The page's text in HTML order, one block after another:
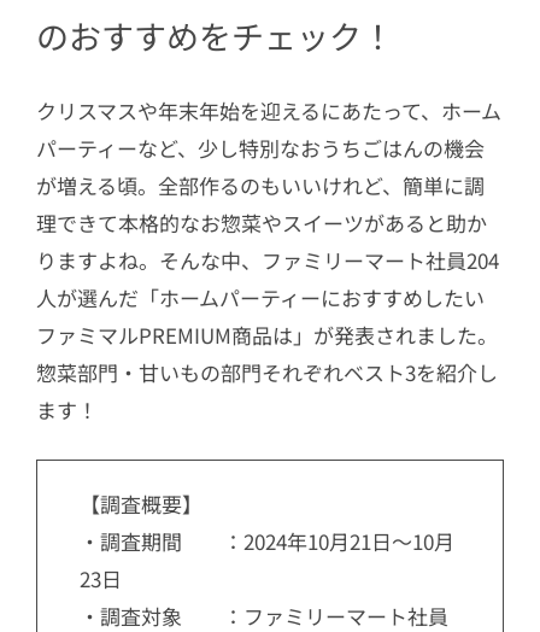
のおすすめをチェック！
クリスマスや年末年始を迎えるにあたって、ホーム
パーティーなど、少し特別なおうちごはんの機会
が増える頃。全部作るのもいいけれど、簡単に調
理できて本格的なお惣菜やスイーツがあると助か
りますよね。そんな中、ファミリーマート社員204
人が選んだ「ホームパーティーにおすすめしたい
ファミマルPREMIUM商品は」が発表されました。
惣菜部門・甘いもの部門それぞれベスト3を紹介し
ます！
【調査概要】
・調査期間 ：2024年10月21日～10月
23日
・調査対象 ：ファミリーマート社員